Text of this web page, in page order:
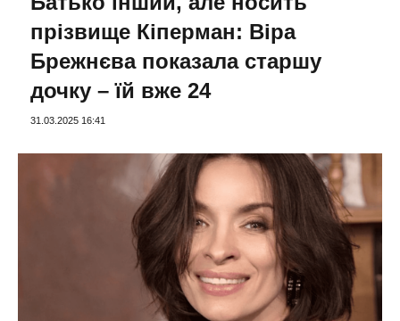
прізвище Кіперман: Віра
Брежнєва показала старшу
дочку – їй вже 24
31.03.2025 16:41